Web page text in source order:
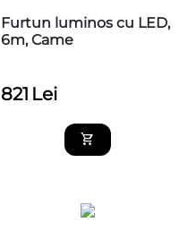
Furtun luminos cu LED,
6m, Came
821 Lei